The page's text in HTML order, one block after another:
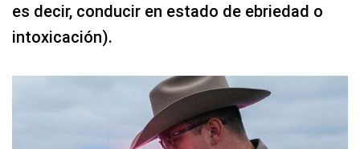
es decir, conducir en estado de ebriedad o
intoxicación).